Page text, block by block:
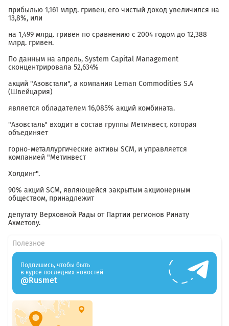
прибылью 1,161 млрд. гривен, его чистый доход увеличился на
13,8%, или
на 1,499 млрд. гривен по сравнению с 2004 годом до 12,388
млрд. гривен.
По данным на апрель, System Capital Management
сконцентрировала 52,634%
акций "Азовстали", а компания Leman Commodities S.A
(Швейцария)
является обладателем 16,085% акций комбината.
"Азовсталь" входит в состав группы Метинвест, которая
объединяет
горно-металлургические активы SCM, и управляется
компанией "Метинвест
Холдинг".
90% акций SCM, являющейся закрытым акционерным
обществом, принадлежит
депутату Верховной Рады от Партии регионов Ринату
Ахметову.
Полезное
Подпишись, чтобы быть
в курсе последних новостей
@Rusmet